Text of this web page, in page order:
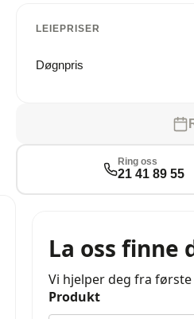
LEIEPRISER
Døgnpris
Ring oss
21 41 89 55
La oss finne
Vi hjelper deg fra
Produkt